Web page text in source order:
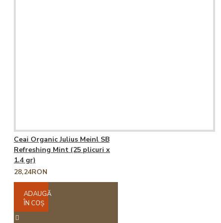
Ceai Organic Julius Meinl SB
Refreshing Mint (25 plicuri x
1.4 gr)
28,24RON
ADAUGĂ
ÎN COŞ